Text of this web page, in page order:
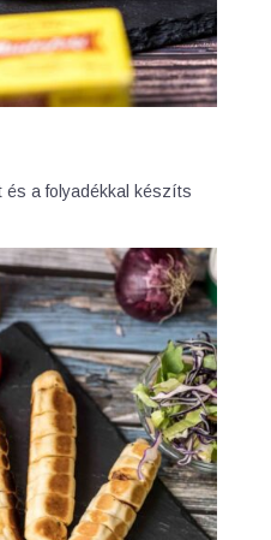
és a folyadékkal készíts